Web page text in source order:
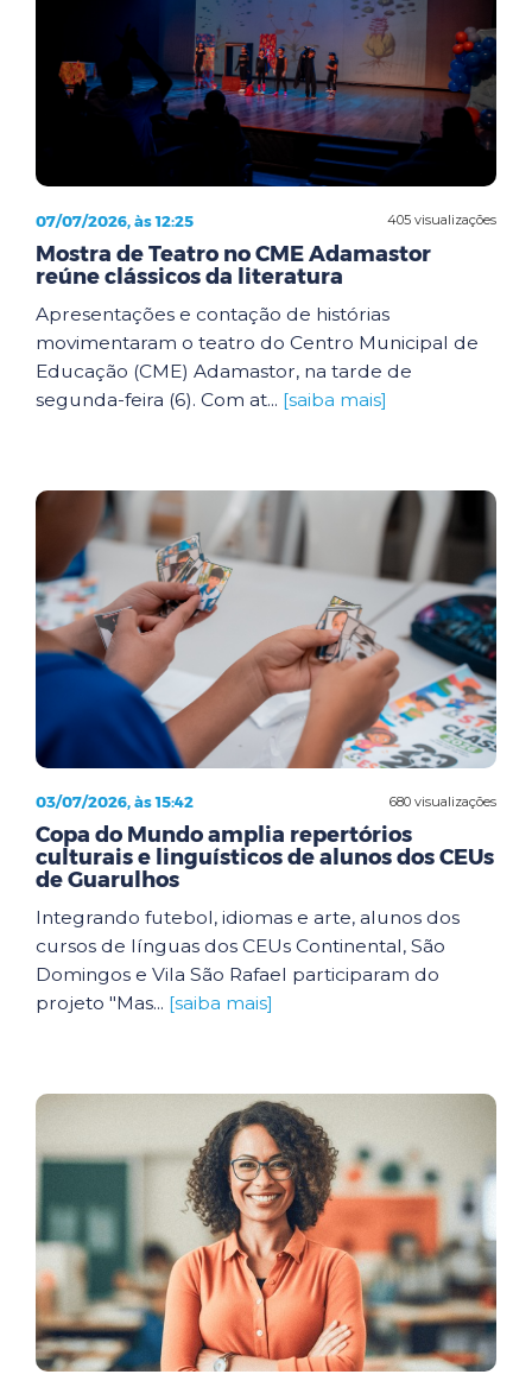
405 visualizações
07/07/2026, às 12:25
Mostra de Teatro no CME Adamastor
reúne clássicos da literatura
Apresentações e contação de histórias
movimentaram o teatro do Centro Municipal de
Educação (CME) Adamastor, na tarde de
segunda-feira (6). Com at... [saiba mais]
680 visualizações
03/07/2026, às 15:42
Copa do Mundo amplia repertórios
culturais e linguísticos de alunos dos CEUs
de Guarulhos
Integrando futebol, idiomas e arte, alunos dos
cursos de línguas dos CEUs Continental, São
Domingos e Vila São Rafael participaram do
projeto "Mas... [saiba mais]